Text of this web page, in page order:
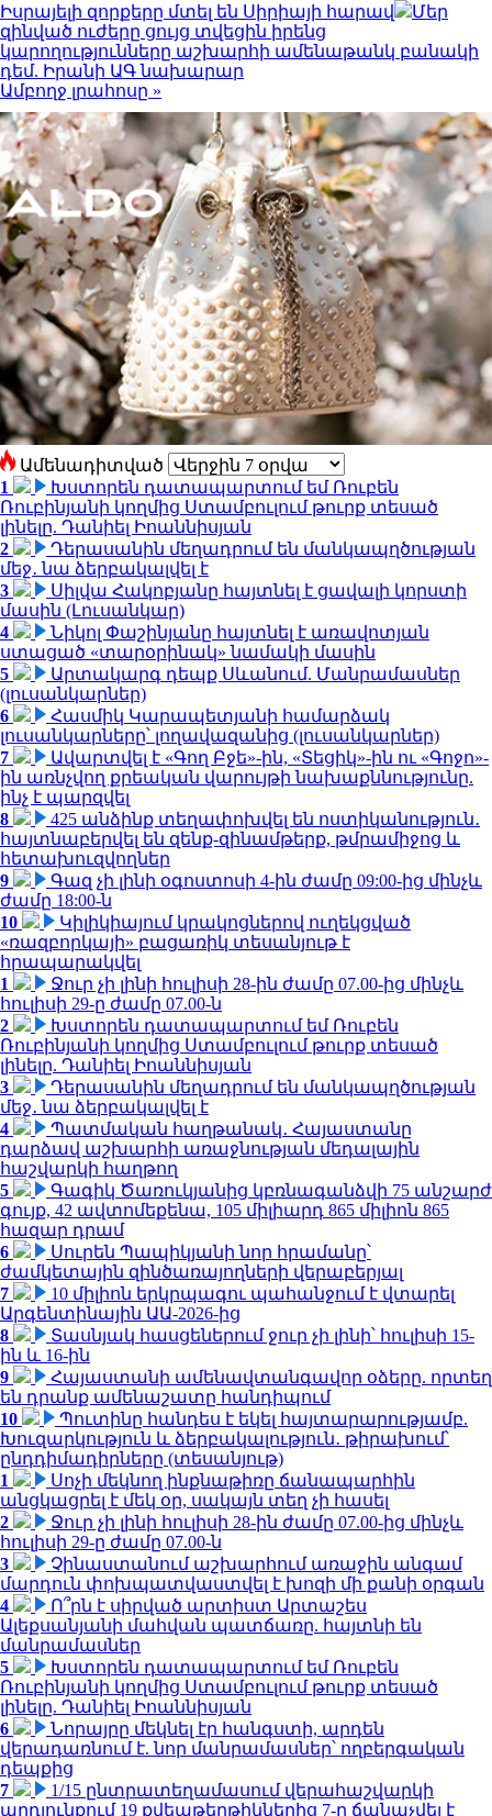
Իսրայելի զորքերը մտել են Սիրիայի հարավ
Մեր
զինված ուժերը ցույց տվեցին իրենց
կարողությունները աշխարհի ամենաթանկ բանակի
դեմ. Իրանի ԱԳ նախարար
Ամբողջ լրահոսը »
Ամենադիտված
1
Խստորեն դատապարտում եմ Ռուբեն
Ռուբինյանի կողմից Ստամբուլում թուրք տեսած
լինելը. Դանիել Իոաննիսյան
2
Դերասանին մեղադրում են մանկապղծության
մեջ․ նա ձերբակալվել է
3
Սիլվա Հակոբյանը հայտնել է ցավալի կորստի
մասին (Լուսանկար)
4
Նիկոլ Փաշինյանը հայտնել է առավոտյան
ստացած «տարօրինակ» նամակի մասին
5
Արտակարգ դեպք Սևանում. Մանրամասներ
(լուսանկարներ)
6
Հասմիկ Կարապետյանի համարձակ
լուսանկարները՝ լողավազանից (լուսանկարներ)
7
Ավարտվել է «Գող Բջե»-ին, «Տեցիկ»-ին ու «Գոջո»-
ին առնչվող քրեական վարույթի նախաքննությունը.
ինչ է պարզվել
8
425 անձինք տեղափոխվել են ոստիկանություն․
հայտնաբերվել են զենք-զինամթերք, թմրամիջոց և
հետախուզվողներ
9
Գազ չի լինի օգոստոսի 4-ին ժամը 09:00-ից մինչև
ժամը 18:00-ն
10
Կիլիկիայում կրակոցներով ուղեկցված
«ռազբորկայի» բացառիկ տեսանյութ է
հրապարակվել
1
Ջուր չի լինի հուլիսի 28-ին ժամը 07.00-ից մինչև
հուլիսի 29-ը ժամը 07.00-ն
2
Խստորեն դատապարտում եմ Ռուբեն
Ռուբինյանի կողմից Ստամբուլում թուրք տեսած
լինելը. Դանիել Իոաննիսյան
3
Դերասանին մեղադրում են մանկապղծության
մեջ․ նա ձերբակալվել է
4
Պատմական հաղթանակ․ Հայաստանը
դարձավ աշխարհի առաջնության մեդալային
հաշվարկի հաղթող
5
Գագիկ Ծառուկյանից կբռնագանձվի 75 անշարժ
գույք, 42 ավտոմեքենա, 105 միլիարդ 865 միլիոն 865
հազար դրամ
6
Սուրեն Պապիկյանի նոր հրամանը՝
ժամկետային զինծառայողների վերաբերյալ
7
10 միլիոն երկրպագու պահանջում է վտարել
Արգենտինային ԱԱ-2026-ից
8
Տասնյակ հասցեներում ջուր չի լինի՝ հուլիսի 15-
ին և 16-ին
9
Հայաստանի ամենավտանգավոր օձերը. որտեղ
են դրանք ամենաշատը հանդիպում
10
Պուտինը հանդես է եկել հայտարարությամբ.
Խուզարկություն և ձերբակալություն․ թիրախում՝
ընդդիմադիրները (տեսանյութ)
1
Սոչի մեկնող ինքնաթիռը ճանապարհին
անցկացրել է մեկ օր, սակայն տեղ չի հասել
2
Ջուր չի լինի հուլիսի 28-ին ժամը 07.00-ից մինչև
հուլիսի 29-ը ժամը 07.00-ն
3
Չինաստանում աշխարհում առաջին անգամ
մարդուն փոխպատվաստվել է խոզի մի քանի օրգան
4
Ո՞րն է սիրված արտիստ Արտաշես
Ալեքսանյանի մահվան պատճառը. հայտնի են
մանրամասներ
5
Խստորեն դատապարտում եմ Ռուբեն
Ռուբինյանի կողմից Ստամբուլում թուրք տեսած
լինելը. Դանիել Իոաննիսյան
6
Նորայրը մեկնել էր հանգստի, արդեն
վերադառնում է. նոր մանրամասներ՝ ողբերգական
դեպքից
7
1/15 ընտրատեղամասում վերահաշվարկի
արդյունքում 19 քվեաթերթիկներից 7-ը ճանաչվել է